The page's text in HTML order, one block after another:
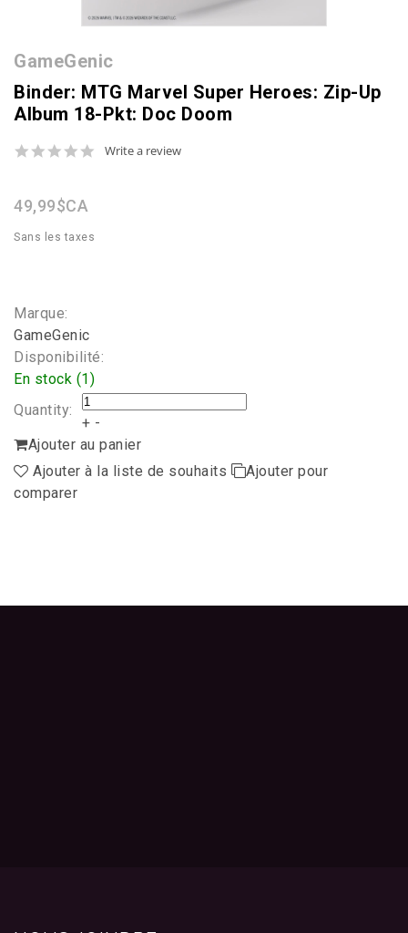
GameGenic
Binder: MTG Marvel Super Heroes: Zip-Up
Album 18-Pkt: Doc Doom
0.0
Write a review
49,99$CA
Sans les taxes
Marque:
GameGenic
Disponibilité:
En stock (1)
Quantity:
+ -
Ajouter au panier
Ajouter à la liste de souhaits
Ajouter pour
comparer